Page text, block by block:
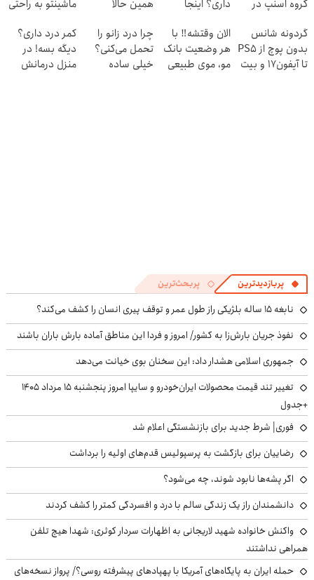
گروه اسنپ در
داری؟ اینجا
همین حالا
بده 🎯
ماشینتو به راحتی
گردونه شانس
بدون پوچ از PS5
تا آیفون17 و بیت
الان وقتشه‼️ با
هر وضعیت بانک
مو، موی طبیعی
چرا درد زانو را
تحمل می‌کنی؟
خیلی ساده
کمر درد داری؟
دیگه بسه! در
منزل درمانش
پربازدیدترین پربحث‌ترین
نابغه ۱۵ ساله بلژیکی راز طول عمر و توقف پیری انسان را کشف می‌کند؟
نفوذ جریان بارش‌زا به کشور/ امروز و فردا این مناطق آماده بارش باران باشند
جمهوری اسلامی هشدار داد: این سخنان بوی خیانت می‌دهد
تغییر تند قیمت محصولات ایران‌خودرو و سایپا امروز پنجشنبه ۱۵ مرداد ۱۴۰۵
+جدول
فوری| شرط جدید برای بازنشستگی اعلام شد
رضاییان برای بازگشت به پرسپولیس قدم‌های اولیه را برداشت
اگر پشه‌ها نابود شوند، چه می‌شود؟
دانشمندان راز یک زندگی سالم با درد و افسردگی کمتر را کشف کردند
واکنش خانواده شهید لاریجانی به اظهارات سردار کوثری: شهدا هیچ تلفن
همراهی نداشتند
حمله ایران به پایگاه‌های آمریکا با پهپادهای پیشرفته روسی؟/ پرواز نسخه‌های